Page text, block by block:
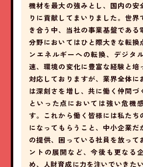
機材を最大の強みとし、国内の安
りに貢献してまいりました。世界
き合う中、当社の事業基盤である
分野においてはひと際大きな転換
ンエネルギーへの転換、デジタ
速、環境の変化に豊富な経験と培
対応しておりますが、業界全体に
は深刻さを増し、共に働く仲間づ
といった点においては強い危機
す。これから働く皆様には私たち
になってもらうこと、中小企業だ
の提供、困っている社員を放って
ントの展開など、今後も更なる
め、人財育成に力を注いでいきた